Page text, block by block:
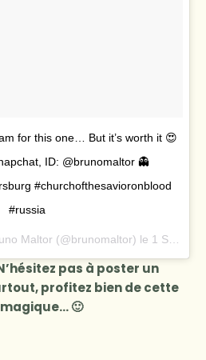
for this one… But it’s worth it 😍
ID: @brunomaltor 👻
#churchofthesavioronblood
#russia
Maltor (@brunomaltor) le 1 Sept. 2016 à 8h08 PDT
pas à poster un
profitez bien de cette
🙂